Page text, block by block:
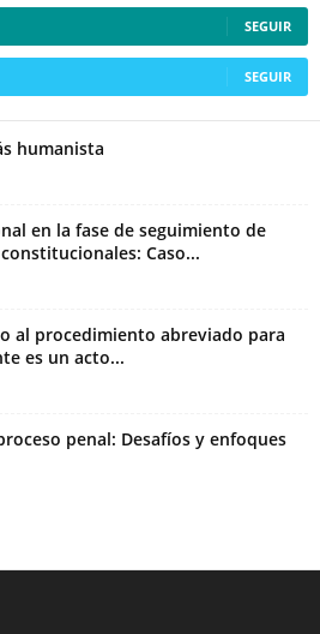
SEGUIR
SEGUIR
humanista
en la fase de seguimiento de
Caso...
al procedimiento abreviado para
es un acto...
penal: Desafíos y enfoques